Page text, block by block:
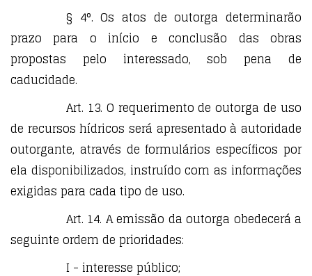
§ 4°. Os atos de outorga determinarão
prazo para o início e conclusão das obras
propostas pelo interessado, sob pena de
caducidade.
Art. 13. O requerimento de outorga de uso
de recursos hídricos será apresentado à autoridade
outorgante, através de formulários específicos por
ela disponibilizados, instruído com as informações
exigidas para cada tipo de uso.
Art. 14. A emissão da outorga obedecerá a
seguinte ordem de prioridades:
I - interesse público;